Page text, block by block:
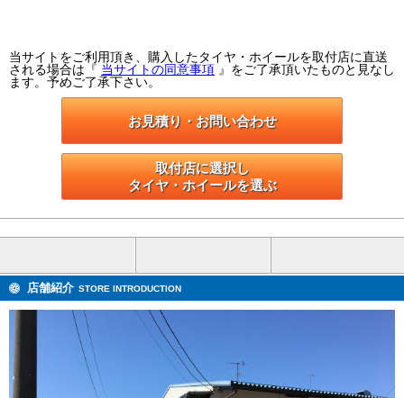
当サイトをご利用頂き、購入したタイヤ・ホイールを取付店に直送
される場合は『 当サイトの同意事項 』をご了承頂いたものと見なし
ます。予めご了承下さい。
お見積り・お問い合わせ
取付店に選択し
タイヤ・ホイールを選ぶ
店舗紹介 STORE INTRODUCTION